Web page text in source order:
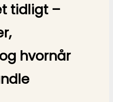
tidligt –
hvornår